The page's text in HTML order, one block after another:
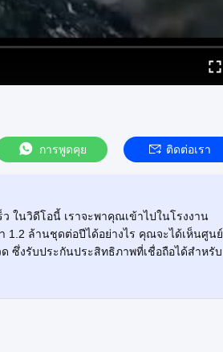
การพูดคุย ติดต่อเรา
ในวิดีโอนี้ เราจะพาคุณเข้าไปในโรงงาน
1.2 ล้านชุดต่อปีได้อย่างไร คุณจะได้เห็นศูนย์
ซึ่งรับประกันประสิทธิภาพที่เชื่อถือได้สำหรับ